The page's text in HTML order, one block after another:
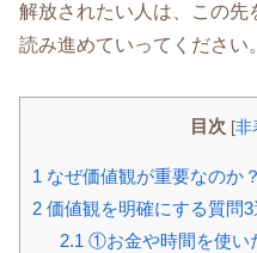
解放されたい人は、この先
読み進めていってください。
目次 [非
1 なぜ価値観が重要なのか？
2 価値観を明確にする質問3
2.1①お金や時間を使い